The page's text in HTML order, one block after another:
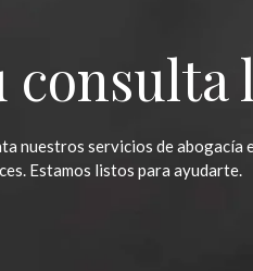
consulta
nuestros servicios de abogacía
Estamos listos para ayudarte.